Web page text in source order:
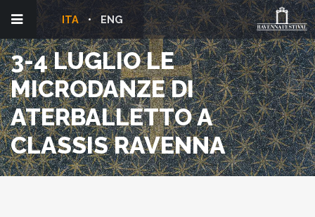
ENG
ITA
3-4 LUGLIO LE
MICRODANZE DI
ATERBALLETTO A
CLASSIS RAVENNA